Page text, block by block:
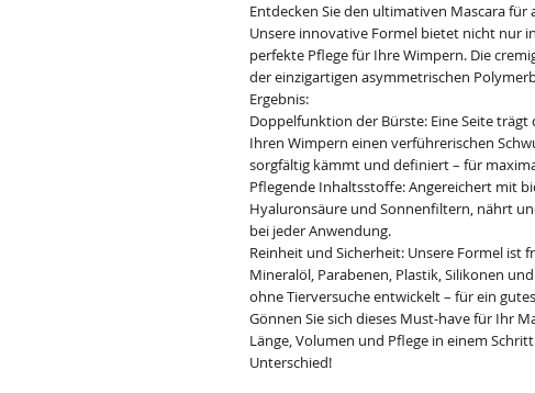
Entdecken Sie den ultimativen Mascara
Unsere innovative Formel bietet nicht nur
perfekte Pflege für Ihre Wimpern. Die
der einzigartigen asymmetrischen
Ergebnis:
Doppelfunktion der Bürste: Eine Seite
Ihren Wimpern einen verführerischen
sorgfältig kämmt und definiert – für
Pflegende Inhaltsstoffe: Angereichert mit
Hyaluronsäure und Sonnenfiltern, nährt
bei jeder Anwendung.
Reinheit und Sicherheit: Unsere Formel ist
Mineralöl, Parabenen, Plastik, Silikonen
ohne Tierversuche entwickelt – für ein
Gönnen Sie sich dieses Must-have für Ihr
Länge, Volumen und Pflege in einem
Unterschied!